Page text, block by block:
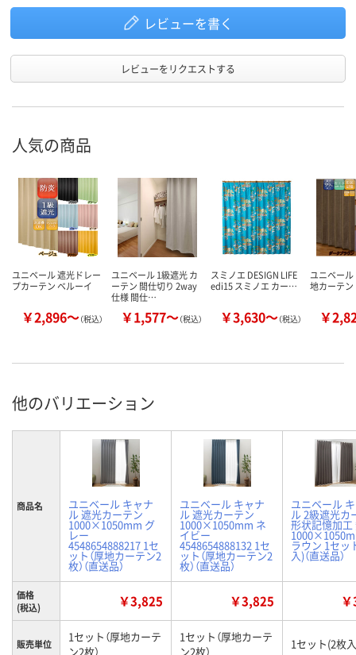
レビューを書く
レビューをリクエストする
人気の商品
ユニベール 遮光ドレー
プカーテン ベルーイ
￥2,896～（税込）
ユニベール 1級遮光 カ
ーテン 間仕切り 2way
仕様 間仕…
￥1,577～（税込）
スミノエ DESIGN LIFE
edi15 スミノエ カー…
￥3,630～（税込）
ユニベー
地カーテン
￥
他のバリエーション
商品名 ユニベール キャナ
ル 遮光カーテン
1000×1050mm グ
レー
4548654888217 1セ
ット（厚地カーテン2
枚）（直送品）
ユニベール キャナ
ル 遮光カーテン
1000×1050mm ネ
イビー
4548654888132 1セ
ット（厚地カーテン2
枚）（直送品）
ユニベール
ル 2級遮光カ
形状記憶加工
ラウン 1セッ
入)（直送品）
価格
(税込)
￥3,825 ￥3,825
販売単位
1セット（厚地カーテ
ン2枚）
1セット（厚地カーテ
ン2枚）
1セット(2枚